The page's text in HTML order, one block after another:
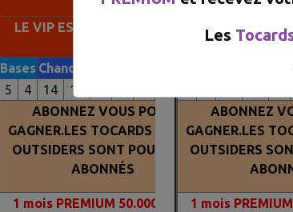
LE VIP EST RECOMMANDE A
Bases Chances
5
4 14 11
ABONNEZ VOUS POUR
GAGNER.LES TOCARDS ET LES
OUTSIDERS SONT POUR NOS
ABONNÉS
1 mois PREMIUM 50.000 FCFA
LE VIP EST
ABONNEZ
GAGNER.LES
OUTSIDERS
1 mois
Les